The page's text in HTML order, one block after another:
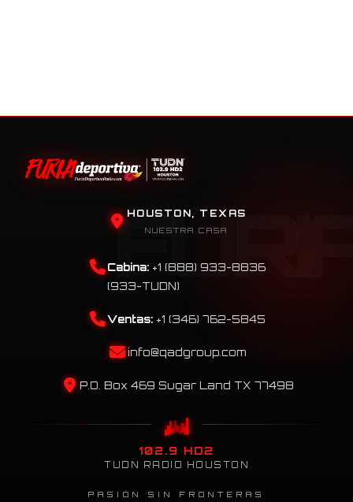
HOUSTON, TEXAS
NUESTRA CASA
Cabina: +1 (888) 933-8836
(933-TUDN)
Ventas: +1 (346) 762-5845
info@qadgroup.com
P.O. Box 469 Sugar Land TX 77498
102.9 HD2
TUDN RADIO HOUSTON
PASIÓN SIN FRONTERAS